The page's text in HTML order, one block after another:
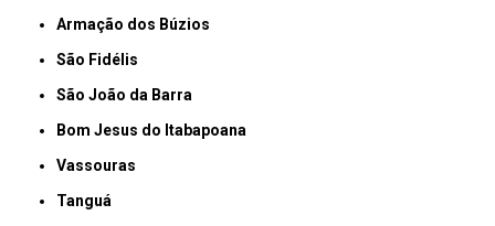
Armação dos Búzios
São Fidélis
São João da Barra
Bom Jesus do Itabapoana
Vassouras
Tanguá